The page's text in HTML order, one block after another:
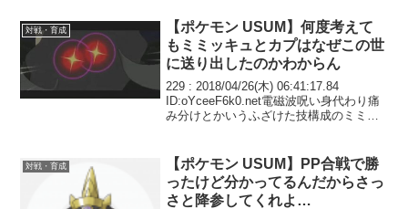
パに抜かれ...
対戦・育成
【ポケモン USUM】何度考えて
もミミッキュとカプはなぜこの世
に送り出したのかわからん
229 : 2018/04/26(木) 06:41:17.84
ID:oYceeF6k0.net電磁波呪い身代わり痛
み分けとかいうふざけた技構成のミミッ
対戦・育成
【ポケモン USUM】PP合戦で勝
ったけど分かってるんだからさっ
さと降参してくれよ…